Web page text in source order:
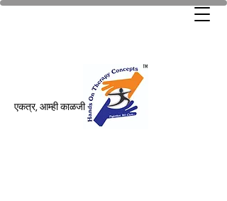
एकत्र, आम्ही काळजी